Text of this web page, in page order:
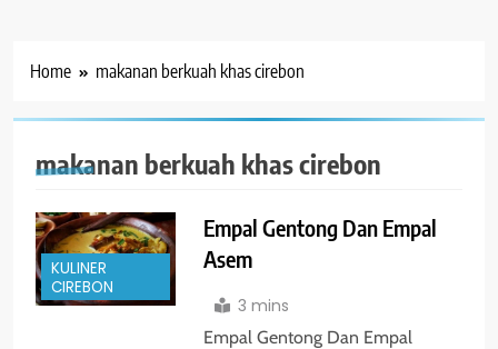
Home makanan berkuah khas cirebon
makanan berkuah khas cirebon
KULINER
CIREBON
Empal Gentong Dan Empal
Asem
3 mins
Empal Gentong Dan Empal